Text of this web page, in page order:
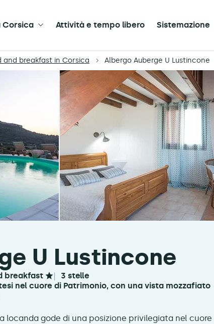
Corsica Attività e tempo libero Sistemazione
and breakfast in Corsica Albergo Auberge U Lustincone
U Lustincone
breakfast
3 stelle
nel cuore di Patrimonio, con una vista mozzafiato
locanda gode di una posizione privilegiata nel cuore